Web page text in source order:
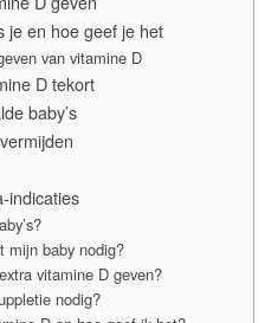
je en hoe geef je het
van vitamine D
D tekort
baby’s
indicaties
mijn baby nodig?
vitamine D geven?
nodig?